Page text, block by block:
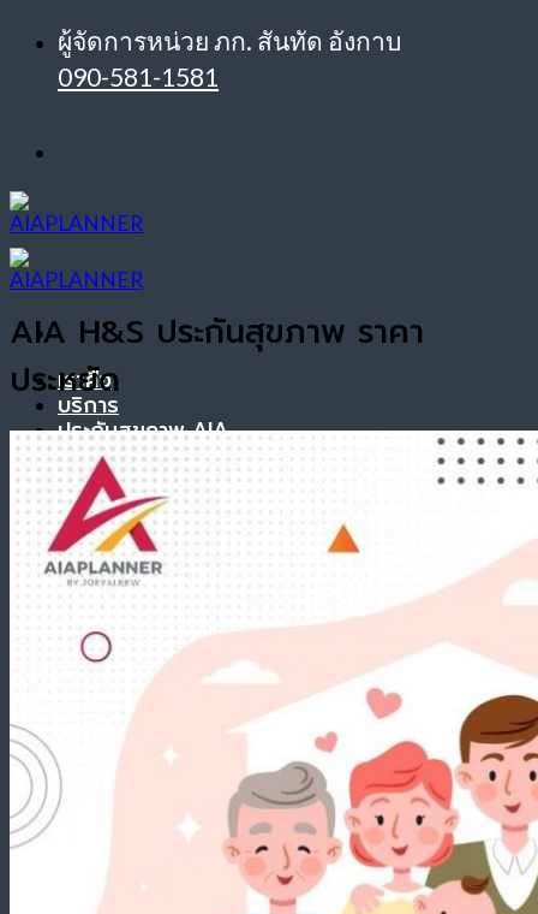
ข้าม
ผู้จัดการหน่วย ภก. สันทัด อังกาบ
090-581-1581
เราคือ
บริการ
ประกันสุขภาพ AIA
รางวัล
บทความ
สมัครตัวแทนขายประกัน AIA
ติดต่อเรา
AIA H&S ประกันสุขภาพ ราคา
ประหยัด